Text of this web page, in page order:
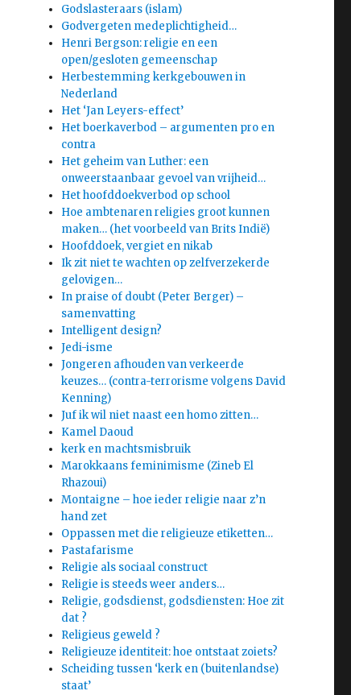
Godslasteraars (islam)
Godvergeten medeplichtigheid…
Henri Bergson: religie en een
open/gesloten gemeenschap
Herbestemming kerkgebouwen in
Nederland
Het ‘Jan Leyers-effect’
Het boerkaverbod – argumenten pro en
contra
Het geheim van Luther: een
onweerstaanbaar gevoel van vrijheid…
Het hoofddoekverbod op school
Hoe ambtenaren religies groot kunnen
maken… (het voorbeeld van Brits Indië)
Hoofddoek, vergiet en nikab
Ik zit niet te wachten op zelfverzekerde
gelovigen…
In praise of doubt (Peter Berger) –
samenvatting
Intelligent design?
Jedi-isme
Jongeren afhouden van verkeerde
keuzes… (contra-terrorisme volgens David
Kenning)
Juf ik wil niet naast een homo zitten…
Kamel Daoud
kerk en machtsmisbruik
Marokkaans feminimisme (Zineb El
Rhazoui)
Montaigne – hoe ieder religie naar z’n
hand zet
Oppassen met die religieuze etiketten…
Pastafarisme
Religie als sociaal construct
Religie is steeds weer anders…
Religie, godsdienst, godsdiensten: Hoe zit
dat ?
Religieus geweld ?
Religieuze identiteit: hoe ontstaat zoiets?
Scheiding tussen ‘kerk en (buitenlandse)
staat’